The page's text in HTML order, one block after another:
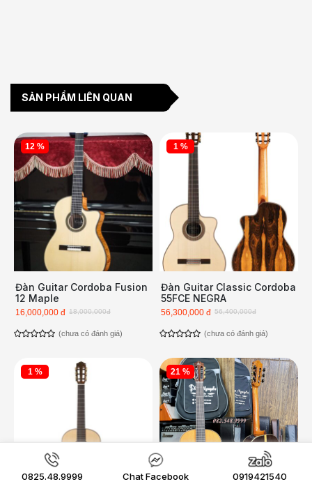
SẢN PHẨM LIÊN QUAN
12 %
Đàn Guitar Cordoba Fusion
12 Maple
18,000,000đ
16,000,000 đ
(chưa có đánh giá)
1 %
Đàn Guitar Classic Cordoba
55FCE NEGRA
56,400,000đ
56,300,000 đ
(chưa có đánh giá)
1 % 21 %
0825.48.9999 Chat Facebook 0919421540